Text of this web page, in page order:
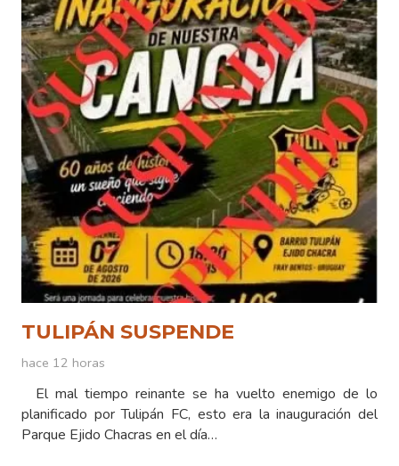
TULIPÁN SUSPENDE
hace 12 horas
El mal tiempo reinante se ha vuelto enemigo de lo
planificado por Tulipán FC, esto era la inauguración del
Parque Ejido Chacras en el día…